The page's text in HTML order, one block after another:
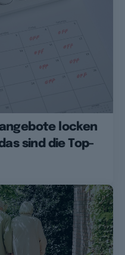
locken
sind die Top-